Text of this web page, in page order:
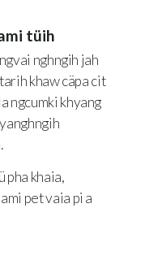
tüih
nghngih jah
khaw cäpa cit
ngcumki khyang
pha khaia,
pet vaia pi a